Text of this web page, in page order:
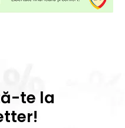
te la